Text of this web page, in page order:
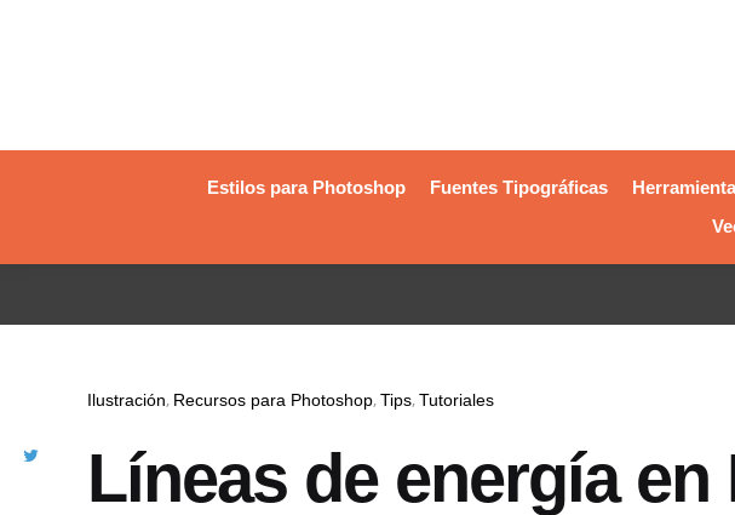
Estilos para Photoshop Fuentes Tipográficas
Ilustración Recursos para Photoshop Tips Tutoriales
Líneas de energía